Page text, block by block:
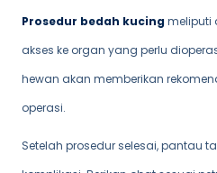
Prosedur bedah kucingmeliputi
akses ke organ yang perlu
hewan akan memberikan
operasi.
Setelah prosedur selesai, pantau